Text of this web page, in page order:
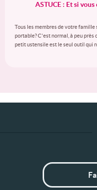
ASTUCE : Et si
Tous les membres de votre famille
portable? C'est normal, à peu
petit ustensile est le seul outil qui